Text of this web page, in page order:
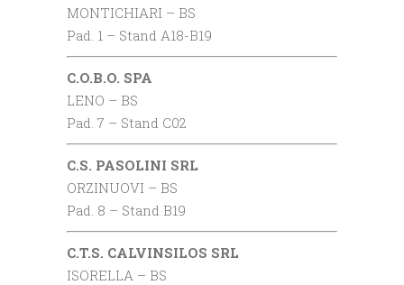
MONTICHIARI – BS
Pad. 1 – Stand A18-B19
C.O.B.O. SPA
LENO – BS
Pad. 7 – Stand C02
C.S. PASOLINI SRL
ORZINUOVI – BS
Pad. 8 – Stand B19
C.T.S. CALVINSILOS SRL
ISORELLA – BS